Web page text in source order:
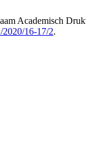
Academisch
16-17/2.